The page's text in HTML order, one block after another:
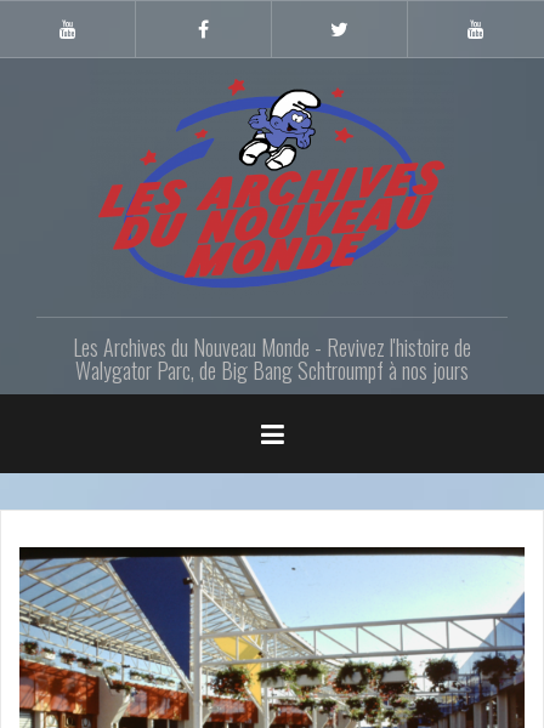
content
Youtube
Gazette
Facebook
Youtube
LANM
Les Archives du Nouveau Monde - Revivez l'histoire de
Walygator Parc, de Big Bang Schtroumpf à nos jours